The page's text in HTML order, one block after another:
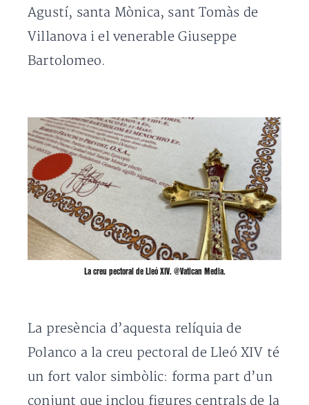
Agustí, santa Mònica, sant Tomàs de
Villanova i el venerable Giuseppe
Bartolomeo.
La creu pectoral de Lleó XIV. @Vatican Media.
La presència d’aquesta relíquia de
Polanco a la creu pectoral de Lleó XIV té
un fort valor simbòlic: forma part d’un
conjunt que inclou figures centrals de la